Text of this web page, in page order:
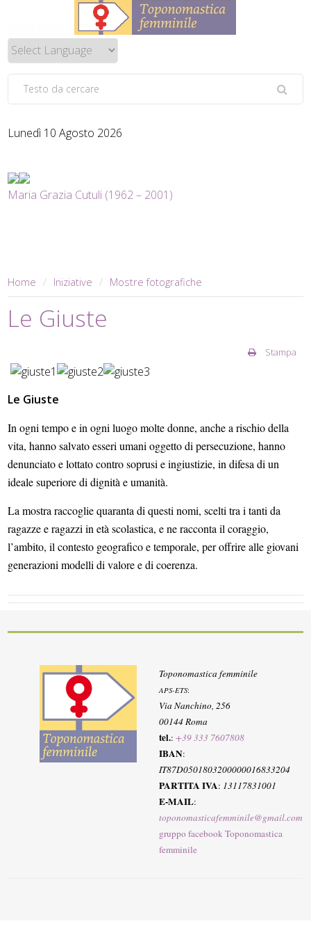
Lunedì 10 Agosto 2026
Maria Grazia Cutuli (1962 – 2001)
Home Iniziative Mostre fotografiche
Le Giuste
Stampa
Le Giuste
In ogni tempo e in ogni luogo molte donne, anche a rischio della
vita, hanno salvato esseri umani oggetto di persecuzione, hanno
denunciato e lottato contro soprusi e ingiustizie, in difesa di un
ideale superiore di dignità e umanità.
La mostra raccoglie quaranta di questi nomi, scelti tra i tanti da
ragazze e ragazzi in età scolastica, e ne racconta il coraggio,
l’ambito, il contesto geografico e temporale, per offrire alle giovani
generazioni modelli di valore e di coerenza.
Toponomastica femminile
APS-ETS:
Via Nanchino, 256
00144 Roma
tel.:+39 333 7607808
IBAN:
IT87D0501803200000016833204
PARTITA IVA: 13117831001
E-MAIL:
toponomasticafemminile@gmail.com
gruppo facebook Toponomastica
femminile